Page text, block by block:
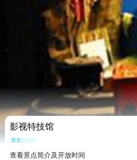
影视特技馆
暂无点评
查看景点简介及开放时间